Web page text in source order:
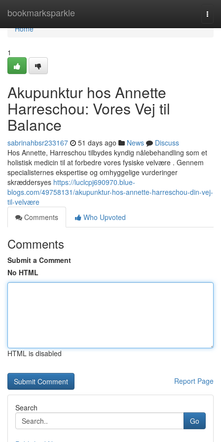
bookmarksparkle
Home
Home
1
Akupunktur hos Annette
Harreschou: Vores Vej til
Balance
sabrinahbsr233167 51 days ago News
Discuss
Hos Annette, Harreschou tilbydes kyndig nålebehandling som et
holistisk medicin til at forbedre vores fysiske velvære . Gennem
specialisternes ekspertise og omhyggelige vurderinger
skræddersyes https://luclcpj690970.blue-
blogs.com/49758131/akupunktur-hos-annette-harreschou-din-vej-
til-velvære
Comments
Who Upvoted
Comments
Submit a Comment
No HTML
HTML is disabled
Report Page
Search
Go